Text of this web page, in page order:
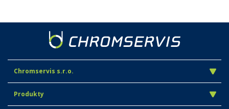
Chromservis s.r.o.
Produkty